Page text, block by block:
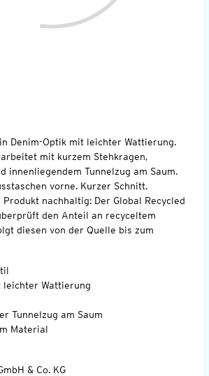
Denim-Optik mit leichter Wattierung.
mit kurzem Stehkragen,
innenliegendem Tunnelzug am Saum.
vorne. Kurzer Schnitt.
nachhaltig: Der Global Recycled
den Anteil an recyceltem
diesen von der Quelle bis zum
leichter Wattierung
Tunnelzug am Saum
Material
& Co. KG